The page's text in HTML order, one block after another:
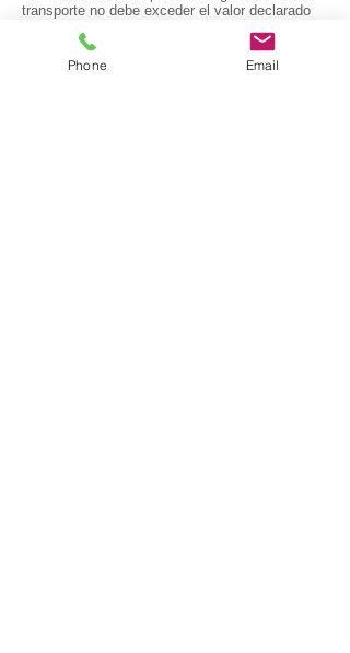
transporte no debe exceder el valor declarado
RECARGOS
Phone Email